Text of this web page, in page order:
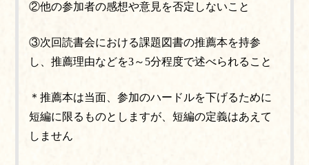
②他の参加者の感想や意見を否定しないこと
③次回読書会における課題図書の推薦本を持参
し、推薦理由などを3～5分程度で述べられること
＊推薦本は当面、参加のハードルを下げるために
短編に限るものとしますが、短編の定義はあえて
しません